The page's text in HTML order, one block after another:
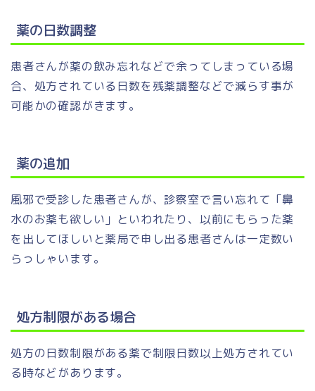
薬の日数調整
患者さんが薬の飲み忘れなどで余ってしまっている場
合、処方されている日数を残薬調整などで減らす事が
可能かの確認がきます。
薬の追加
風邪で受診した患者さんが、診察室で言い忘れて「鼻
水のお薬も欲しい」といわれたり、以前にもらった薬
を出してほしいと薬局で申し出る患者さんは一定数い
らっしゃいます。
処方制限がある場合
処方の日数制限がある薬で制限日数以上処方されてい
る時などがあります。